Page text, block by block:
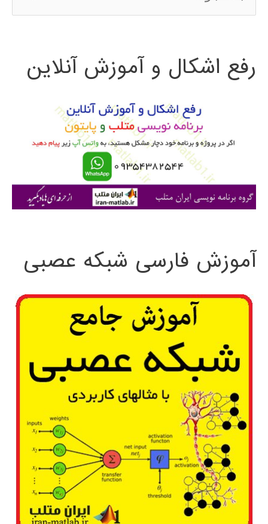
س
ج
ی
رفع اشکال و آموزش آنلاین
آموزش فارسی شبکه عصبی